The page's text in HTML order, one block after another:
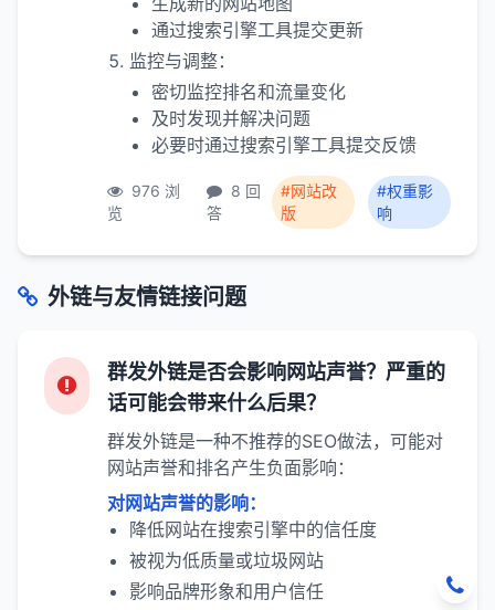
通过搜索引擎工具提交更新
监控与调整：
密切监控排名和流量变化
及时发现并解决问题
必要时通过搜索引擎工具提交反馈
976 浏
览
8 回
答
#网站改
版
#权重影
响
外链与友情链接问题
群发外链是否会影响网站声誉？严重的
话可能会带来什么后果？
群发外链是一种不推荐的SEO做法，可能对
网站声誉和排名产生负面影响：
对网站声誉的影响：
降低网站在搜索引擎中的信任度
被视为低质量或垃圾网站
影响品牌形象和用户信任